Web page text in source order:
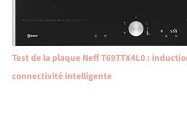
Test de la plaque Neff T69TTX4L0 :
connectivité intelligente